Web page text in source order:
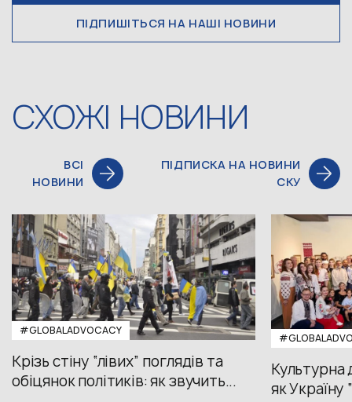
ПІДПИШІТЬСЯ НА НАШІ НОВИНИ
СХОЖІ НОВИНИ
ВСІ
НОВИНИ
ПІДПИСКА НА НОВИНИ
СКУ
#GLOBALADVOCACY
Крізь стіну “лівих” поглядів та
обіцянок політиків: як звучить...
Культурна
як